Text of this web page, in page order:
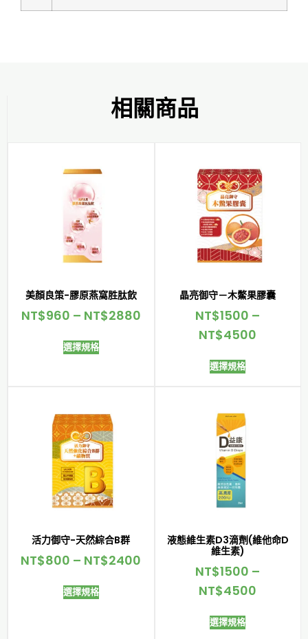
相關商品
美顏良策-膠原燕窩胜肽飲
NT$960 – NT$2880
選擇規格
晶亮御守－木鱉果膠囊
NT$1500 –
NT$4500
選擇規格
活力御守-天然綜合B群
NT$800 – NT$2400
選擇規格
液態維生素D3滴劑(維他命D
維生素)
NT$1500 –
NT$4500
選擇規格